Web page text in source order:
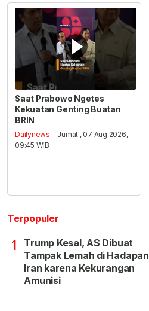
Saat Prabowo Ngetes
Kekuatan Genting Buatan
BRIN
Dailynews - Jumat , 07 Aug 2026,
09:45 WIB
Terpopuler
1
Trump Kesal, AS Dibuat
Tampak Lemah di Hadapan
Iran karena Kekurangan
Amunisi